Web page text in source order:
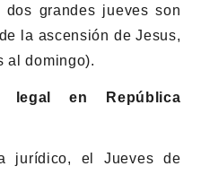
grandes jueves son
la ascensión de Jesus,
al domingo).
en República
jurídico, el Jueves de